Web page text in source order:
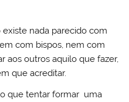
existe nada parecido com
com bispos, nem com
aos outros aquilo que fazer,
que acreditar.
que tentar formar uma